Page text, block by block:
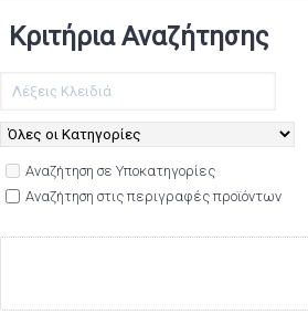
Κριτήρια Αναζήτησης
Αναζήτηση σε Υποκατηγορίες
Αναζήτηση στις περιγραφές προϊόντων